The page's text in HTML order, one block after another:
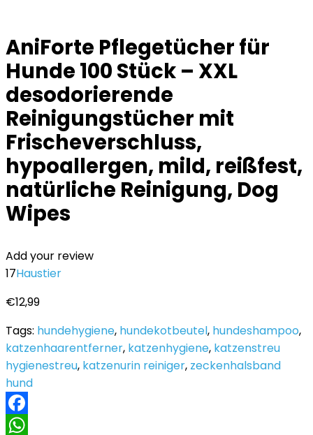
AniForte Pflegetücher für
Hunde 100 Stück – XXL
desodorierende
Reinigungstücher mit
Frischeverschluss,
hypoallergen, mild, reißfest,
natürliche Reinigung, Dog
Wipes
Add your review
17Haustier
€12,99
Tags: hundehygiene, hundekotbeutel, hundeshampoo,
katzenhaarentferner, katzenhygiene, katzenstreu
hygienestreu, katzenurin reiniger, zeckenhalsband
hund
Facebook